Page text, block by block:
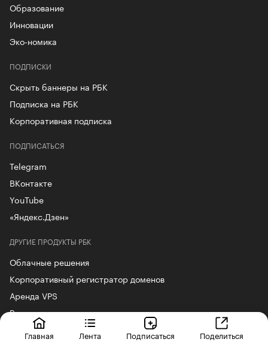
Образование
Инновации
Эко-номика
ПОДПИСКИ
Скрыть баннеры на РБК
Подписка на РБК
Корпоративная подписка
ДРУГИЕ ПРОДУКТЫ РБК
Облачные решения
Корпоративный регистратор доменов
Аренда VPS
Рег.решения
Сайт знакомств podbor.ru
ПОДПИСАТЬСЯ
Telegram
ВКонтакте
YouTube
«Яндекс.Дзен»
Главная Лента Подписаться Поделиться